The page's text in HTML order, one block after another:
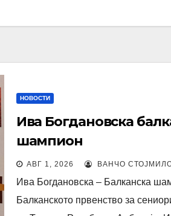
НОВОСТИ
Ива Богдановска
шампион
АВГ 1, 2026 ВАНЧО
Ива Богдановска – Балканска
Балканското првенство за